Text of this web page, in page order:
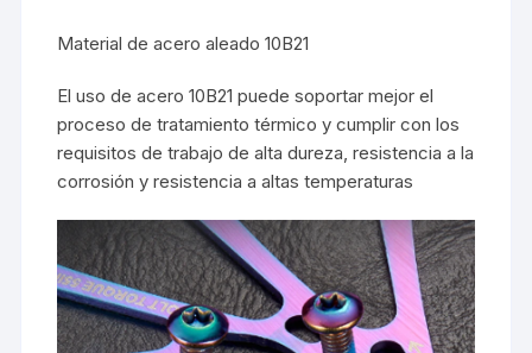
Material de acero aleado 10B21
El uso de acero 10B21 puede soportar mejor el
proceso de tratamiento térmico y cumplir con los
requisitos de trabajo de alta dureza, resistencia a la
corrosión y resistencia a altas temperaturas